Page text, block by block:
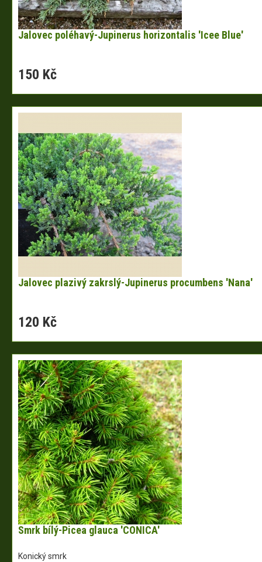
Jalovec poléhavý-Jupinerus horizontalis 'Icee Blue'
150 Kč
Jalovec plazivý zakrslý-Jupinerus procumbens 'Nana'
120 Kč
Smrk bílý-Picea glauca 'CONICA'
Konický smrk